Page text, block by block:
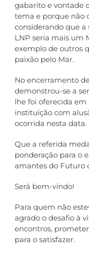
gabarito e vontade
tema e porque não
considerando que a
LNP seria mais um
exemplo de outros
paixão pelo Mar.
No encerramento
demonstrou-se a
lhe foi oferecida
instituição com
ocorrida nesta data.
Que a referida
ponderação para o
amantes do Futuro
Será bem-vindo!
Para quem não
agrado o desafio à
encontros,
para o satisfazer.